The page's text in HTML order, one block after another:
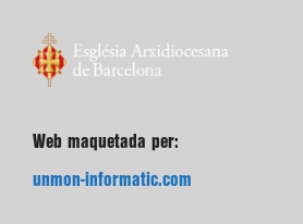
Web maquetada per:
unmon-informatic.com